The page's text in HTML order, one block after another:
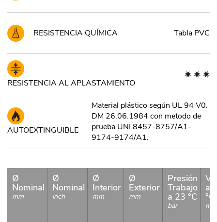
RESISTENCIA QUÍMICA Tabla PVC
RESISTENCIA AL APLASTAMIENTO
AUTOEXTINGUIBLE
Material plástico según UL 94 V0.
DM 26.06.1984 con metodo de
prueba UNI 8457-8757/A1-
9174-9174/A1.
Ø
Nominal
mm
Ø
Nominal
inch
Ø
Interior
mm
Ø
Exterior
mm
Presión
Trabajo
a 23 °C
bar
a
°C
m/